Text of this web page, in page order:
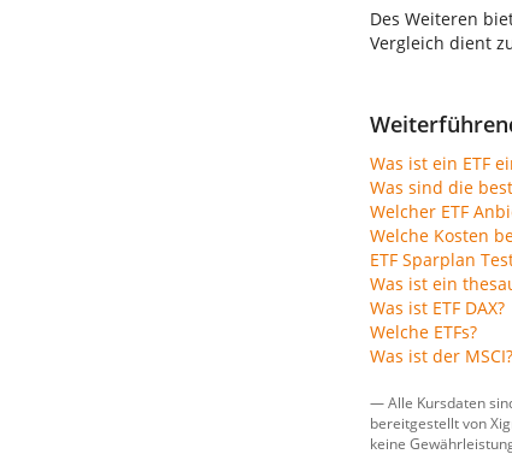
Des Weiteren
Vergleich dient
Was ist ein ETF
Was sind die
Welcher ETF
Welche Kosten
ETF Sparplan
Was ist ein
Was ist ETF DAX?
Welche ETFs?
Was ist der MSCI?
— Alle Kursdaten
bereitgestellt von
keine